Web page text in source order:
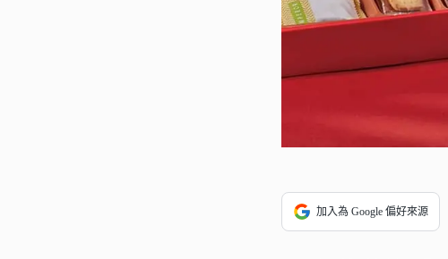
加入為 Google 偏好來源